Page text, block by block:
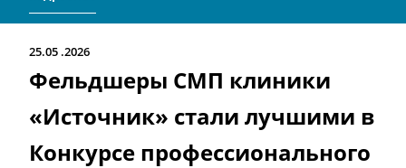
25.05 2026
Фельдшеры СМП клиники
«Источник» стали лучшими в
Конкурсе профессионального